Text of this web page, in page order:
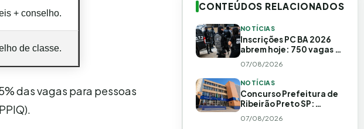
+ conselho.
de classe.
das vagas para pessoas
CONTEÚDOS RELACIONADOS
NOTÍCIAS
Inscrições PC BA 2026
abrem hoje: 750 vagas e
07/08/2026
NOTÍCIAS
Concurso Prefeitura de
Ribeirão Preto SP:
histórico
07/08/2026